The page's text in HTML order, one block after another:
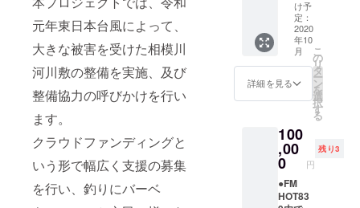
元年東日本台風によって、
大きな被害を受けた相模川
河川敷の整備を実施、及び
整備協力の呼びかけを行い
ます。
クラウドファンディングと
いう形で幅広く支援の募集
を行い、釣りにバーベ
式会社
さがみ
はら元
気花
火） ※
ページ
への掲
事業開
始時ま
でとな
す。
（１年
ます。
※商品券
の使用
期限は
１１月
～１月
末日ま
ムペー
ジに掲
載希望
のお名
前を入
力くだ
げ＋お
礼の
メール
打ち上
げの様
子を収
めた動
をクレ
ジット
で表
記。 ※
備考欄
に動画
念動画
DVD
●2020
オリジ
ナルタ
オルマ
フラー
●ホーム
ページ
援者と
しての
名前の
記載
（サイ
ズ中）
け予
定：
2020
年10
月
詳細を見る
こ
の
リ
タ
ー
ン
を
選
択
す
る
100
,00
0 円
残り3
●FM
HOT83